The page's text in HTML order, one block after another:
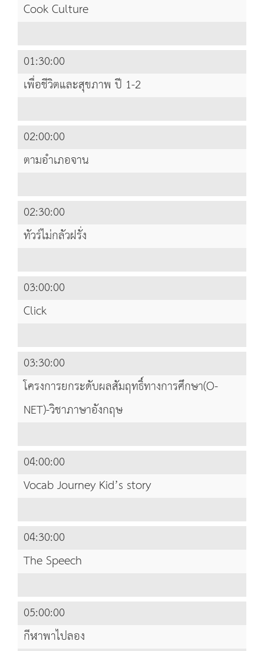
Cook Culture
01:30:00
เพื่อชีวิตและสุขภาพ ปี 1-2
02:00:00
ตามอำเภอจาน
02:30:00
ทัวร์ไม่กลัวฝรั่ง
03:00:00
Click
03:30:00
โครงการยกระดับผลสัมฤทธิ์ทางการศึกษา(O-
NET)-วิชาภาษาอังกฤษ
04:00:00
Vocab Journey Kid’s story
04:30:00
The Speech
05:00:00
กีฬาพาไปลอง